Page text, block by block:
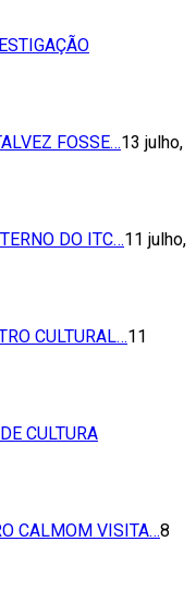
FOSSE…13 julho,
DO ITC…11 julho,
CULTURAL…11
CULTURA
CALMOM VISITA…8